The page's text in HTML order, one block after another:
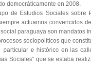
democráticamente en 2008.
Sociales sobre
actuamos convencidos
paraguaya son mandatos
sociopolíticos que
e histórico en las
Sociales" que se estaba